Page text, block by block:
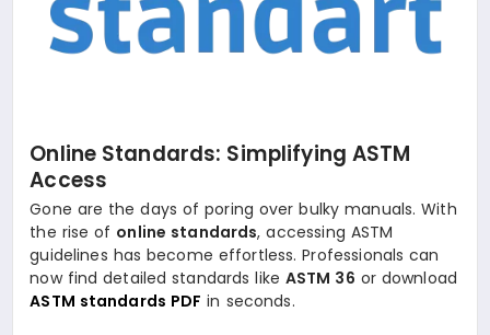
DÜNYA
Online Standards: Simplifying ASTM
Access
Gone are the days of poring over bulky manuals. With
the rise of online standards, accessing ASTM
guidelines has become effortless. Professionals can
now find detailed standards like ASTM 36 or download
ASTM standards PDF in seconds.